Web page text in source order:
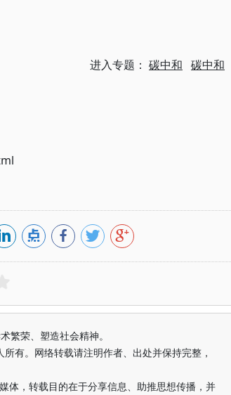
进入专题： 碳中和 碳中和
繁荣、塑造社会精神。
有。网络转载请注明作者、出处并保持完整，
体，转载目的在于分享信息、助推思想传播，并